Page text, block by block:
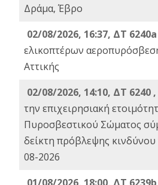
Δράμα, Έβρο
02/08/2026, 16:37, ΔΤ
ελικοπτέρων
Αττικής
02/08/2026, 14:10, ΔΤ 6240 ,
την επιχειρησιακή
Πυροσβεστικού Σώματος
δείκτη πρόβλεψης κινδύνου
08-2026